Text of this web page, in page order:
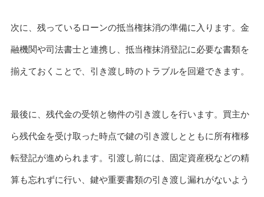
次に、残っているローンの抵当権抹消の準備に入ります。金
融機関や司法書士と連携し、抵当権抹消登記に必要な書類を
揃えておくことで、引き渡し時のトラブルを回避できます。
最後に、残代金の受領と物件の引き渡しを行います。買主か
ら残代金を受け取った時点で鍵の引き渡しとともに所有権移
転登記が進められます。引渡し前には、固定資産税などの精
算も忘れずに行い、鍵や重要書類の引き渡し漏れがないよう